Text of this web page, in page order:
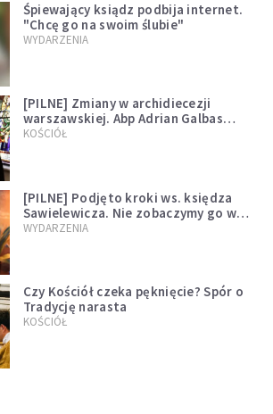
Śpiewający ksiądz podbija internet.
"Chcę go na swoim ślubie"
WYDARZENIA
[PILNE] Zmiany w archidiecezji
warszawskiej. Abp Adrian Galbas
wręczył dekrety nowym proboszczom
KOŚCIÓŁ
[PILNE] Podjęto kroki ws. księdza
Sawielewicza. Nie zobaczymy go w
mediach
WYDARZENIA
Czy Kościół czeka pęknięcie? Spór o
Tradycję narasta
KOŚCIÓŁ